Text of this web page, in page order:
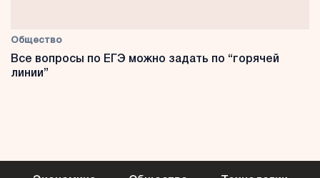
Общество
Все вопросы по ЕГЭ можно задать по “горячей
линии”